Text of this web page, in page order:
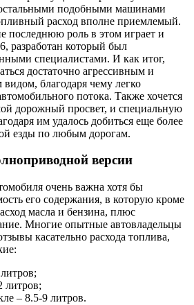
подобными машинами
расход вполне приемлемый.
последнюю роль в этом играет и
разработан который был
специалистами. И как итог,
достаточно агрессивным и
благодаря чему легко
потока. Также хочется
дорожный просвет, и специальную
им удалось добиться еще более
езды по любым дорогам.
версии
очень важна хотя бы
его содержания, в которую кроме
масла и бензина, плюс
Многие опытные автовладельцы
касательно расхода топлива,
литров;
– 8.5-9 литров.